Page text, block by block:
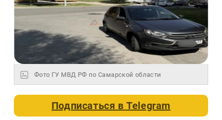
Фото ГУ МВД РФ по Самарской области
Подписаться вTelegram